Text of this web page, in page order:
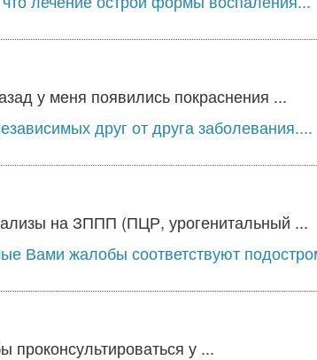
у меня появились покраснения ...
друг от друга заболевания....
на ЗППП (ПЦР, урогенитальный ...
Вами жалобы соответствуют
у ...